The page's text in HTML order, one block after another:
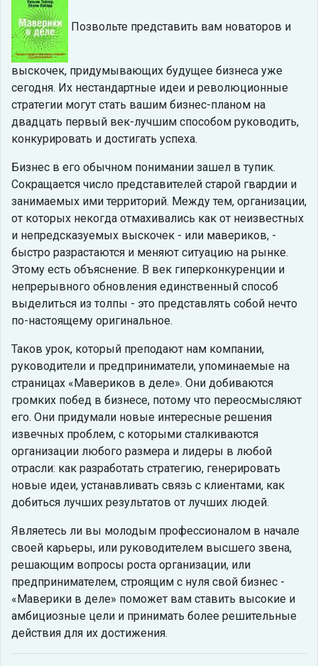
Позвольте представить вам новаторов и
выскочек, придумывающих будущее бизнеса уже
сегодня. Их нестандартные идеи и революционные
стратегии могут стать вашим бизнес-планом на
двадцать первый век-лучшим способом руководить,
конкурировать и достигать успеха.
Бизнес в его обычном понимании зашел в тупик.
Сокращается число представителей старой гвардии и
занимаемых ими территорий. Между тем, организации,
от которых некогда отмахивались как от неизвестных
и непредсказуемых выскочек - или мавериков, -
быстро разрастаются и меняют ситуацию на рынке.
Этому есть объяснение. В век гиперконкуренции и
непрерывного обновления единственный способ
выделиться из толпы - это представлять собой нечто
по-настоящему оригинальное.
Таков урок, который преподают нам компании,
руководители и предприниматели, упоминаемые на
страницах «Мавериков в деле». Они добиваются
громких побед в бизнесе, потому что переосмысляют
его. Они придумали новые интересные решения
извечных проблем, с которыми сталкиваются
организации любого размера и лидеры в любой
отрасли: как разработать стратегию, генерировать
новые идеи, устанавливать связь с клиентами, как
добиться лучших результатов от лучших людей.
Являетесь ли вы молодым профессионалом в начале
своей карьеры, или руководителем высшего звена,
решающим вопросы роста организации, или
предпринимателем, строящим с нуля свой бизнес -
«Маверики в деле» поможет вам ставить высокие и
амбициозные цели и принимать более решительные
действия для их достижения.